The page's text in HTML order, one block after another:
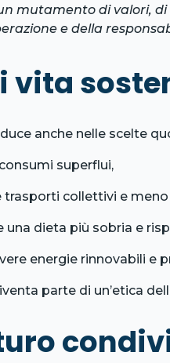
mutamento di valori,
e della
vita
anche nelle scelte
superflui,
trasporti collettivi e
una dieta più sobria e
energie rinnovabili e
parte di un’etica